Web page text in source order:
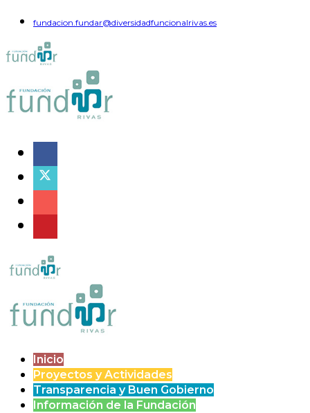
fundacion.fundar@diversidadfuncionalrivas.es
Inicio
Proyectos y Actividades
Transparencia y Buen Gobierno
Información de la Fundación